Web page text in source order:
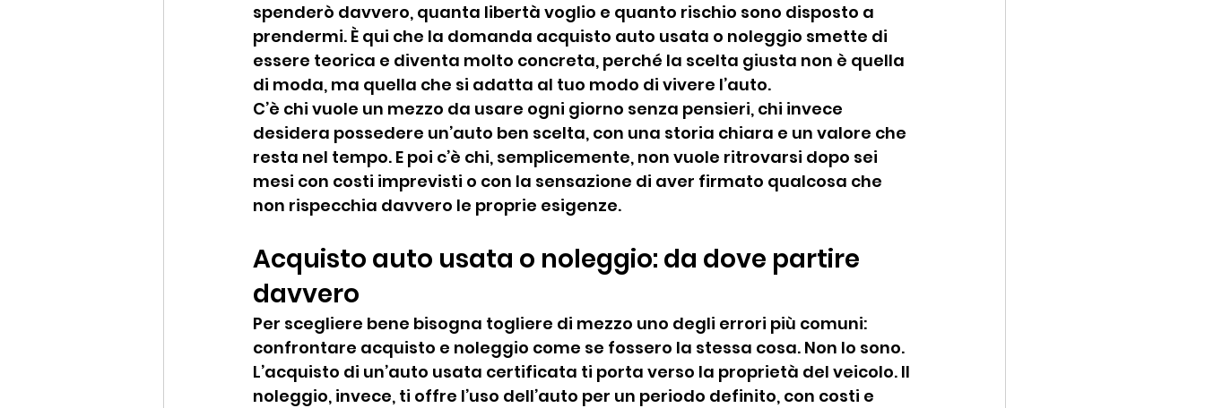
spenderò davvero, quanta libertà voglio e quanto rischio sono disposto a
prendermi. È qui che la domanda acquisto auto usata o noleggio smette di
essere teorica e diventa molto concreta, perché la scelta giusta non è quella
di moda, ma quella che si adatta al tuo modo di vivere l’auto.
C’è chi vuole un mezzo da usare ogni giorno senza pensieri, chi invece
desidera possedere un’auto ben scelta, con una storia chiara e un valore che
resta nel tempo. E poi c’è chi, semplicemente, non vuole ritrovarsi dopo sei
mesi con costi imprevisti o con la sensazione di aver firmato qualcosa che
non rispecchia davvero le proprie esigenze.
Acquisto auto usata o noleggio: da dove partire
davvero
Per scegliere bene bisogna togliere di mezzo uno degli errori più comuni:
confrontare acquisto e noleggio come se fossero la stessa cosa. Non lo sono.
L’acquisto di un’auto usata certificata ti porta verso la proprietà del veicolo. Il
noleggio, invece, ti offre l’uso dell’auto per un periodo definito, con costi e